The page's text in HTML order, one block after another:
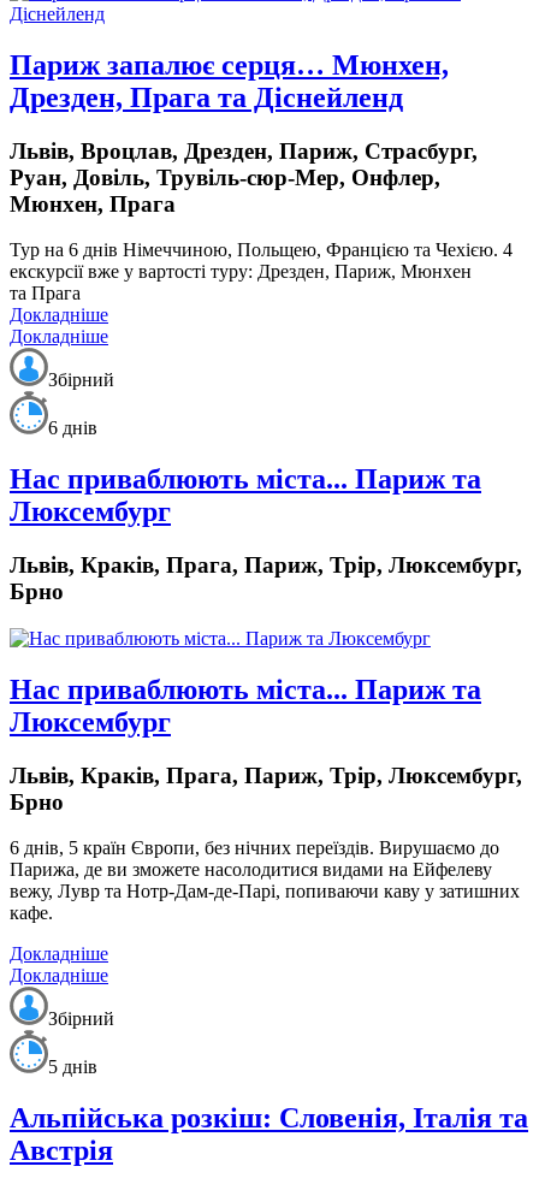
Париж запалює серця… Мюнхен,
Дрезден, Прага та Діснейленд
Львів, Вроцлав, Дрезден, Париж, Страсбург,
Руан, Довіль, Трувіль-сюр-Мер, Онфлер,
Мюнхен, Прага
Тур на 6 днів Німеччиною, Польщею, Францією та Чехією. 4
екскурсії вже у вартості туру: Дрезден, Париж, Мюнхен
та Прага
Докладніше
Докладніше
Збірний
6 днів
Нас приваблюють міста... Париж та
Люксембург
Львів, Краків, Прага, Париж, Трір, Люксембург,
Брно
Нас приваблюють міста... Париж та
Люксембург
Львів, Краків, Прага, Париж, Трір, Люксембург,
Брно
6 днів, 5 країн Європи, без нічних переїздів. Вирушаємо до
Парижа, де ви зможете насолодитися видами на Ейфелеву
вежу, Лувр та Нотр-Дам-де-Парі, попиваючи каву у затишних
кафе.
Докладніше
Докладніше
Збірний
5 днів
Альпійська розкіш: Словенія, Італія та
Австрія